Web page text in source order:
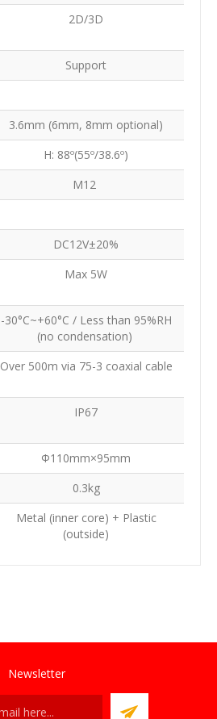
2D/3D
Support
3.6mm (6mm, 8mm optional)
H: 88º(55º/38.6º)
M12
DC12V±20%
Max 5W
-30°C~+60°C / Less than 95%RH
(no condensation)
Over 500m via 75-3 coaxial cable
IP67
Φ110mm×95mm
0.3kg
Metal (inner core) + Plastic
(outside)
Newsletter